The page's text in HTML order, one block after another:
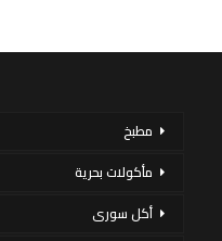
مطبخ
مأكولات بحرية
أكل سورى